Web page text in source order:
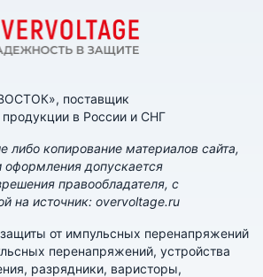
поставщик
продукции в России и СНГ
либо копирование материалов сайта,
оформления допускается
правообладателя, с
на источник: overvoltage.ru
от импульсных перенапряжений
перенапряжений, устройства
разрядники, варисторы,